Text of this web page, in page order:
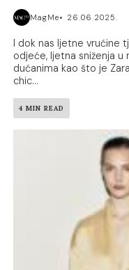
MagMe 26.06.2025.
I dok nas ljetne vrućine
odjeće, ljetna sniženja
dućanima kao što je
chic...
4 MIN READ